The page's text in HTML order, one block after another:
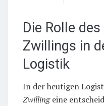
Die Rolle
Zwillings in
Logistik
In der heutigen
Zwillingeine